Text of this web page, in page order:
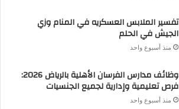
تفسير الملابس العسكريه في المنام وزي
الجيش في الحلم
منذ أسبوع واحد
وظائف مدارس الفرسان الأهلية بالرياض 2026:
فرص تعليمية وإدارية لجميع الجنسيات
منذ أسبوع واحد